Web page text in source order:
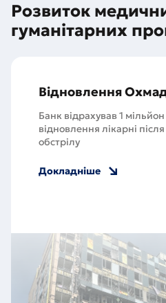
Розвиток
гуманітарних
Відновлення
Банк відрахував 1
відновлення лікарні
обстрілу
Докладніше